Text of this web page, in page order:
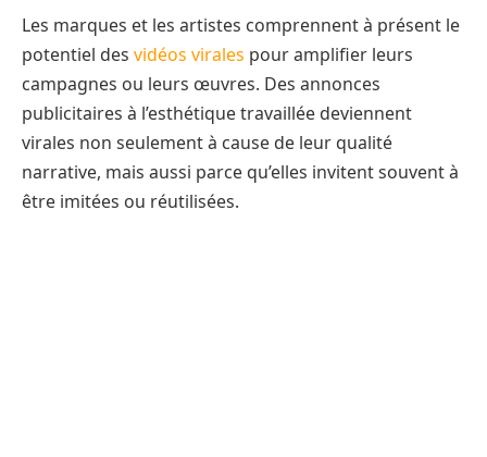
Les marques et les artistes comprennent à présent le
potentiel des vidéos virales pour amplifier leurs
campagnes ou leurs œuvres. Des annonces
publicitaires à l’esthétique travaillée deviennent
virales non seulement à cause de leur qualité
narrative, mais aussi parce qu’elles invitent souvent à
être imitées ou réutilisées.